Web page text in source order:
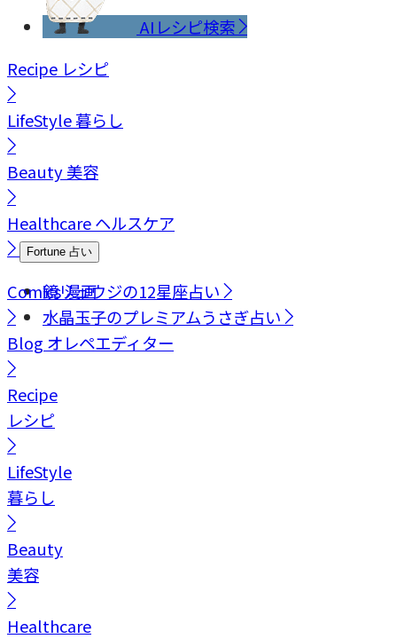
AIレシピ検索
Recipe レシピ
LifeStyle暮らし
Beauty美容
Healthcareヘルスケア
Fortune 占い
鏡リュウジの12星座占い
水晶玉子のプレミアムうさぎ占い
Comics漫画
Blog オレペエディター
Recipe
レシピ
LifeStyle
暮らし
Beauty
美容
Healthcare